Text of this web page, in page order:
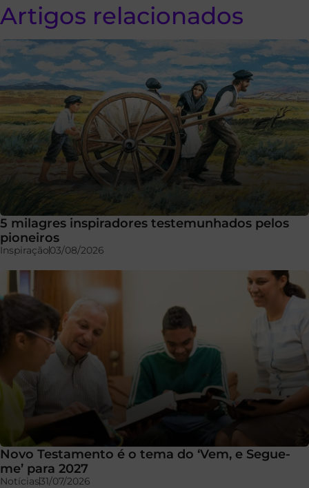
Artigos relacionados
5 milagres inspiradores testemunhados pelos
pioneiros
Inspiração03/08/2026
Novo Testamento é o tema do ‘Vem, e Segue-
me’ para 2027
Notícias31/07/2026